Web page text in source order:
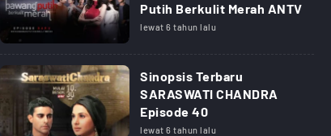
Putih Berkulit Merah ANTV
lewat 6 tahun lalu
Sinopsis Terbaru
SARASWATI CHANDRA
Episode 40
lewat 6 tahun lalu